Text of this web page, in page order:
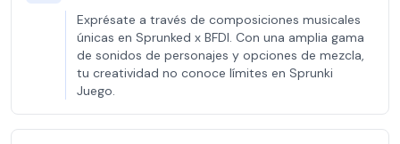
Exprésate a través de composiciones musicales
únicas en Sprunked x BFDI. Con una amplia gama
de sonidos de personajes y opciones de mezcla,
tu creatividad no conoce límites en Sprunki
Juego.